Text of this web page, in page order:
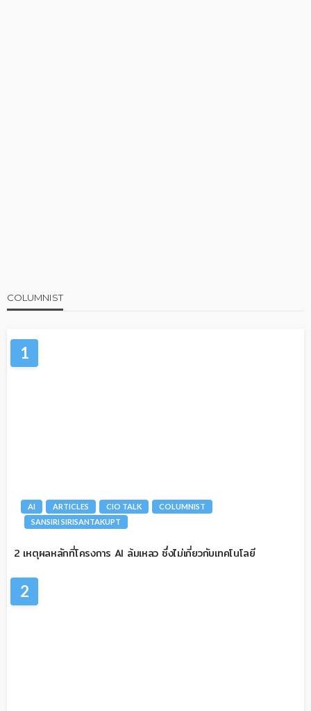
COLUMNIST
1
AI ARTICLES CIO TALK
COLUMNIST
SANSIRI SIRISANTAKUPT
2 เหตุผลหลักที่โครงการ AI ล้มเหลว ซึ่งไม่เกี่ยวกับเทคโนโลยี
2